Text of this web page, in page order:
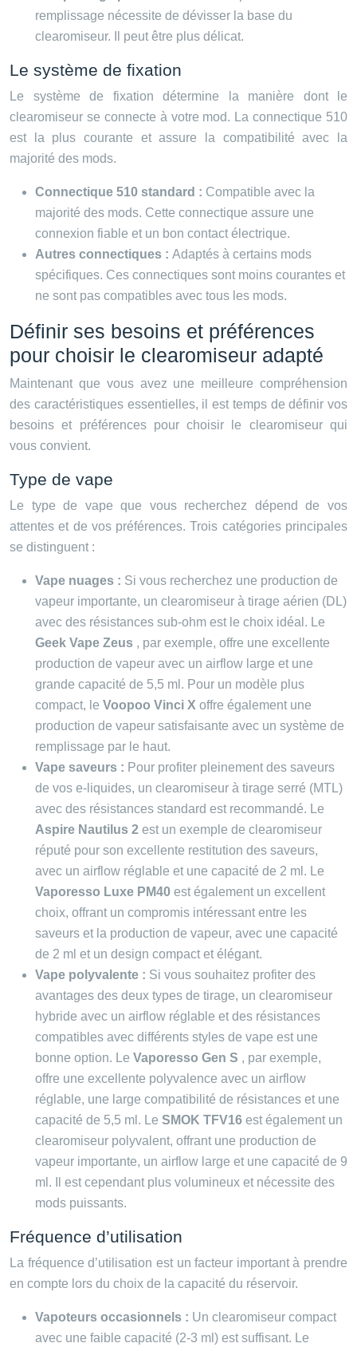
remplissage nécessite de dévisser la base du
clearomiseur. Il peut être plus délicat.
Le système de fixation
Le système de fixation détermine la manière dont le
clearomiseur se connecte à votre mod. La connectique 510
est la plus courante et assure la compatibilité avec la
majorité des mods.
Connectique 510 standard : Compatible avec la
majorité des mods. Cette connectique assure une
connexion fiable et un bon contact électrique.
Autres connectiques : Adaptés à certains mods
spécifiques. Ces connectiques sont moins courantes et
ne sont pas compatibles avec tous les mods.
Définir ses besoins et préférences
pour choisir le clearomiseur adapté
Maintenant que vous avez une meilleure compréhension
des caractéristiques essentielles, il est temps de définir vos
besoins et préférences pour choisir le clearomiseur qui
vous convient.
Type de vape
Le type de vape que vous recherchez dépend de vos
attentes et de vos préférences. Trois catégories principales
se distinguent :
Vape nuages : Si vous recherchez une production de
vapeur importante, un clearomiseur à tirage aérien (DL)
avec des résistances sub-ohm est le choix idéal. Le
Geek Vape Zeus , par exemple, offre une excellente
production de vapeur avec un airflow large et une
grande capacité de 5,5 ml. Pour un modèle plus
compact, le Voopoo Vinci X offre également une
production de vapeur satisfaisante avec un système de
remplissage par le haut.
Vape saveurs : Pour profiter pleinement des saveurs
de vos e-liquides, un clearomiseur à tirage serré (MTL)
avec des résistances standard est recommandé. Le
Aspire Nautilus 2 est un exemple de clearomiseur
réputé pour son excellente restitution des saveurs,
avec un airflow réglable et une capacité de 2 ml. Le
Vaporesso Luxe PM40 est également un excellent
choix, offrant un compromis intéressant entre les
saveurs et la production de vapeur, avec une capacité
de 2 ml et un design compact et élégant.
Vape polyvalente : Si vous souhaitez profiter des
avantages des deux types de tirage, un clearomiseur
hybride avec un airflow réglable et des résistances
compatibles avec différents styles de vape est une
bonne option. Le Vaporesso Gen S , par exemple,
offre une excellente polyvalence avec un airflow
réglable, une large compatibilité de résistances et une
capacité de 5,5 ml. Le SMOK TFV16 est également un
clearomiseur polyvalent, offrant une production de
vapeur importante, un airflow large et une capacité de 9
ml. Il est cependant plus volumineux et nécessite des
mods puissants.
Fréquence d’utilisation
La fréquence d’utilisation est un facteur important à prendre
en compte lors du choix de la capacité du réservoir.
Vapoteurs occasionnels : Un clearomiseur compact
avec une faible capacité (2-3 ml) est suffisant. Le